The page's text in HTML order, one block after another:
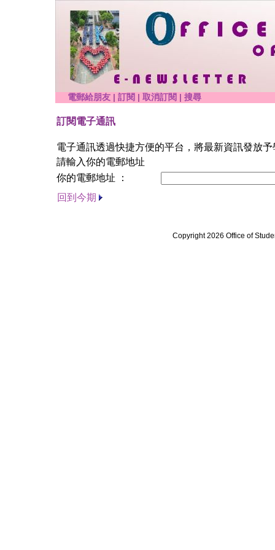
電郵給朋友 | 訂閱 | 取消訂閱 | 搜尋
訂閱電子通訊
電子通訊透過快捷方便的平台，將最新資訊發放
請輸入你的電郵地址
你的電郵地址 ：
回到今期
Copyright 2026 Office of